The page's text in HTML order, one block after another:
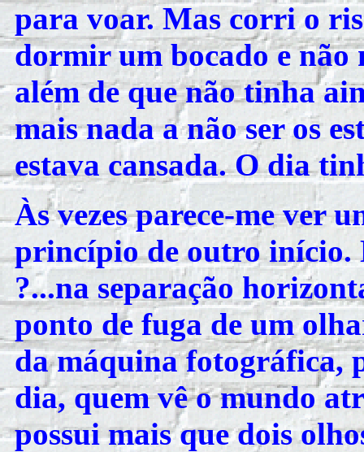
para voar. Mas corri o
dormir um bocado e não
além de que não tinha
mais nada a não ser os
estava cansada. O dia
Às vezes parece-me ver
princípio de outro início.
?...na separação
ponto de fuga de um
da máquina fotográfica,
dia, quem vê o mundo
possui mais que dois